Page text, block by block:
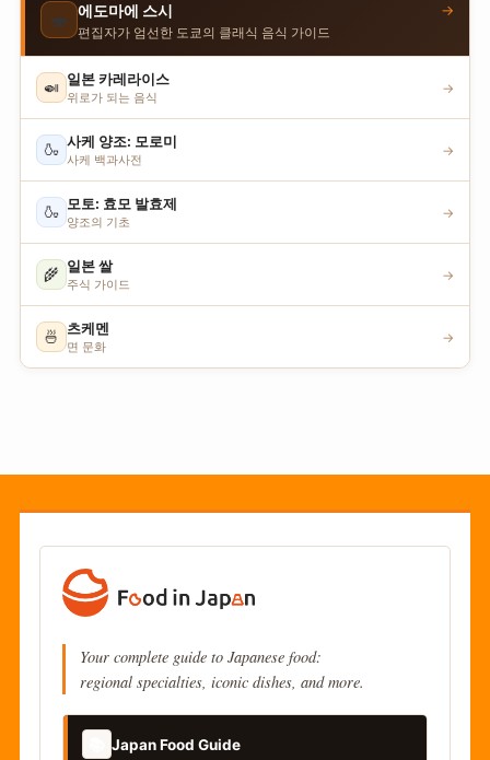
🍣 에도마에 스시
편집자가 엄선한 도쿄의 클래식 음식 가이드
→
🍛 일본 카레라이스
위로가 되는 음식
→
🍶 사케 양조: 모로미
사케 백과사전
→
🍶 모토: 효모 발효제
양조의 기초
→
🌾 일본 쌀
주식 가이드
→
🍜 츠케멘
면 문화
→
Your complete guide to Japanese food:
regional specialties, iconic dishes, and more.
Japan Food Guide